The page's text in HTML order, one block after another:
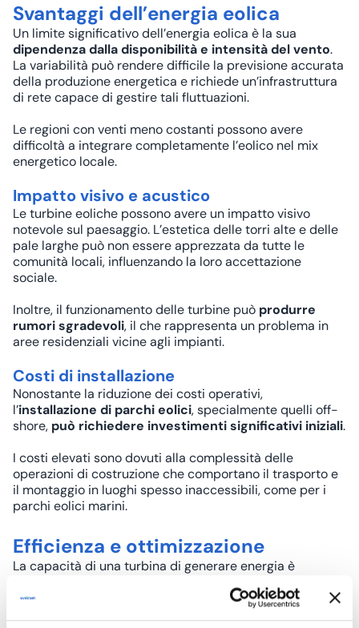
Svantaggi dell’energia eolica
Un limite significativo dell’energia eolica è la sua
dipendenza dalla disponibilità e intensità del vento.
La variabilità può rendere difficile la previsione accurata
della produzione energetica e richiede un’infrastruttura
di rete capace di gestire tali fluttuazioni.
Le regioni con venti meno costanti possono avere
difficoltà a integrare completamente l’eolico nel mix
energetico locale.
Impatto visivo e acustico
Le turbine eoliche possono avere un impatto visivo
notevole sul paesaggio. L’estetica delle torri alte e delle
pale larghe può non essere apprezzata da tutte le
comunità locali, influenzando la loro accettazione
sociale.
Inoltre, il funzionamento delle turbine può produrre
rumori sgradevoli, il che rappresenta un problema in
aree residenziali vicine agli impianti.
Costi di installazione
Nonostante la riduzione dei costi operativi,
l’installazione di parchi eolici, specialmente quelli off-
shore, può richiedere investimenti significativi iniziali.
I costi elevati sono dovuti alla complessità delle
operazioni di costruzione che comportano il trasporto e
il montaggio in luoghi spesso inaccessibili, come per i
parchi eolici marini.
Efficienza e ottimizzazione
La capacità di una turbina di generare energia è
del vento, il design della turbina e la localizzazione
geografica. Le aree costiere e collinari, dove i venti sono